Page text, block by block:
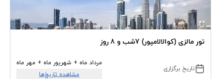
تور مالزی (کوالالامپور) 7شب و 8 روز
تاریخ برگزاری
مرداد ماه + شهریور ماه + مهر ماه
مشاهده تاریخ‌ها